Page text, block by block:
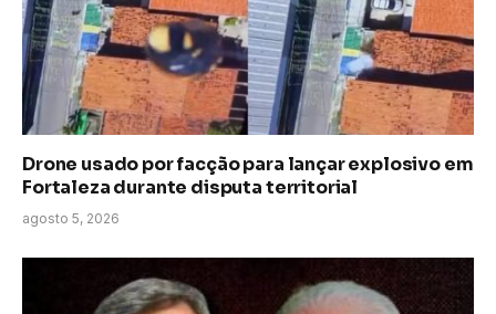
Drone usado por facção para lançar explosivo em
Fortaleza durante disputa territorial
agosto 5, 2026